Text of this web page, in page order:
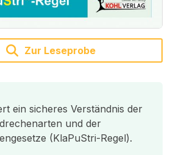
Zur Leseprobe
ein sicheres Verständnis der
und der
(KlaPuStri-Regel).